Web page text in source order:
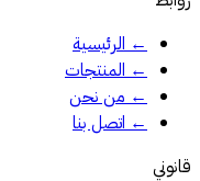
←الرئيسية
←المنتجات
←من نحن
←اتصل بنا
قانوني